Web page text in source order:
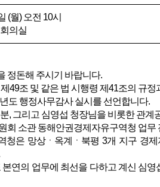
(월) 오전 10시
의실
정돈해 주시기 바랍니다.
49조 및 같은 법 시행령 제41조의 규
도 행정사무감사 실시를 선언합니다.
, 그리고 심영섭 청장님을 비롯한 관계
회 소관 동해안권경제자유구역청 업
청은 망상ㆍ옥계ㆍ북평 3개 지구 경
연의 업무에 최선을 다하고 계신 심